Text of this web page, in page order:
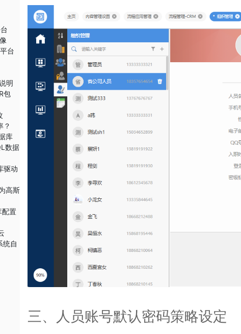
台
明
包
？
库
数据
驱动
高斯
配置
统自
三、人员账号默认密码策略设定